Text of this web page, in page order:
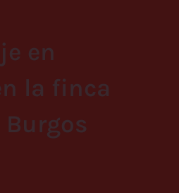
en
la finca
Burgos